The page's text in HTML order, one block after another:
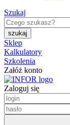
Szukaj
Sklep
Kalkulatory
Szkolenia
Załóż konto
Zaloguj się